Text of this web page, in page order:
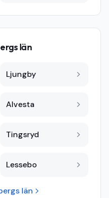
län
Ljungby
Alvesta
Tingsryd
Lessebo
län